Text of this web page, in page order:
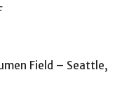
Field – Seattle,